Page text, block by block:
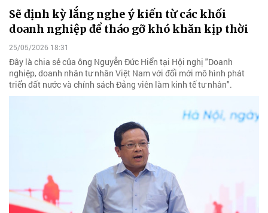
Sẽ định kỳ lắng nghe ý kiến từ các khối
doanh nghiệp để tháo gỡ khó khăn kịp thời
25/05/2026 18:31
Đây là chia sẻ của ông Nguyễn Đức Hiển tại Hội nghị "Doanh
nghiệp, doanh nhân tư nhân Việt Nam với đổi mới mô hình phát
triển đất nước và chính sách Đảng viên làm kinh tế tư nhân".